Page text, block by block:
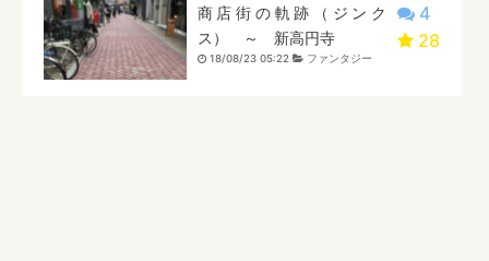
4
28
商店街の軌跡（ジンク
ス） ～ 新高円寺
18/08/23 05:22 ファンタジー